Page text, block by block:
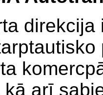
arī